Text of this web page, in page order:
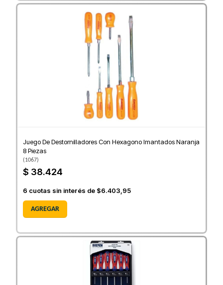
Juego De Destornilladores Con Hexagono Imantados Naranja
8 Piezas
(1067)
$ 38.424
6 cuotas sin interés de $6.403,95
AGREGAR